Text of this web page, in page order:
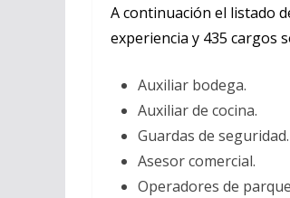
A continuación el listado
experiencia y 435 cargos
Auxiliar bodega.
Auxiliar de cocina.
Guardas de seguridad.
Asesor comercial.
Operadores de